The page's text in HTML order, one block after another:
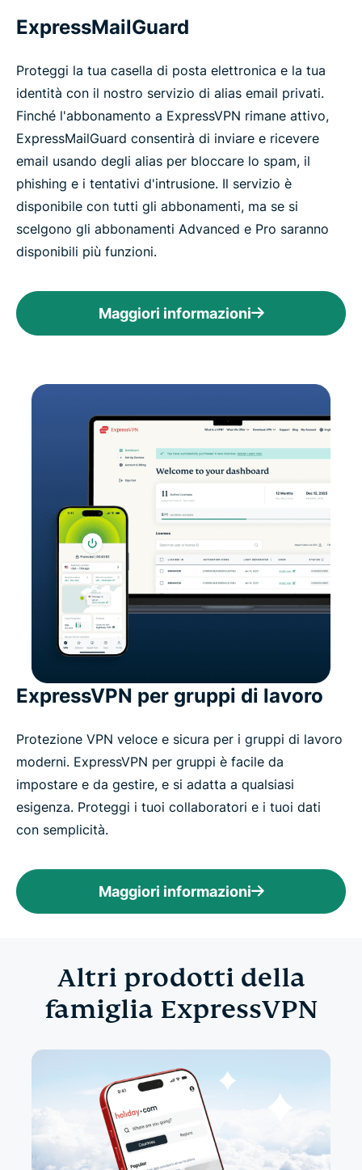
ExpressMailGuard
Proteggi la tua casella di posta elettronica e la tua
identità con il nostro servizio di alias email privati.
Finché l'abbonamento a ExpressVPN rimane attivo,
ExpressMailGuard consentirà di inviare e ricevere
email usando degli alias per bloccare lo spam, il
phishing e i tentativi d'intrusione. Il servizio è
disponibile con tutti gli abbonamenti, ma se si
scelgono gli abbonamenti Advanced e Pro saranno
disponibili più funzioni.
Maggiori informazioni
ExpressVPN per gruppi di lavoro
Protezione VPN veloce e sicura per i gruppi di lavoro
moderni. ExpressVPN per gruppi è facile da
impostare e da gestire, e si adatta a qualsiasi
esigenza. Proteggi i tuoi collaboratori e i tuoi dati
con semplicità.
Maggiori informazioni
Altri prodotti della
famiglia ExpressVPN